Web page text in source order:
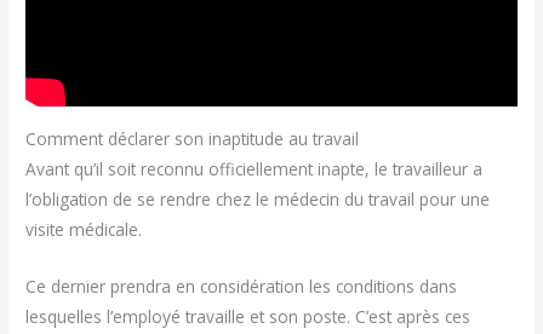
Comment déclarer son inaptitude au travail
Avant qu’il soit reconnu officiellement inapte, le travailleur a
l’obligation de se rendre chez le médecin du travail pour une
visite médicale.
Ce dernier prendra en considération les conditions dans
lesquelles l’employé travaille et son poste. C’est après ces